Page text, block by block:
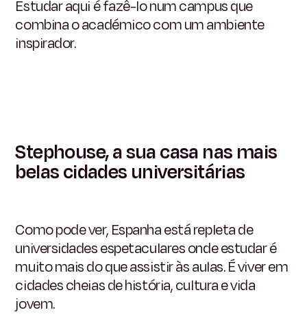
Estudar aqui é fazê-lo num campus que
combina o académico com um ambiente
inspirador.
Stephouse, a sua casa nas mais
belas cidades universitárias
Como pode ver, Espanha está repleta de
universidades espetaculares onde estudar é
muito mais do que assistir às aulas. É viver em
cidades cheias de história, cultura e vida
jovem.